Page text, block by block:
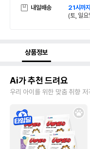
내일배송 21시까
(토, 일
상품정보
Ai가 추천 드려요
우리 아이를 위한 맞춤 취향 저